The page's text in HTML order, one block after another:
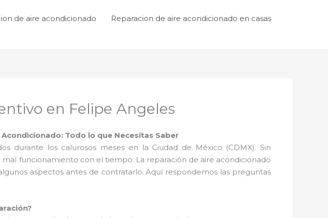
de aire acondicionado
Reparacion de aire acondicionado en casas
en Felipe Angeles
Todo lo que Necesitas Saber
durante los calurosos meses en la Ciudad de México (CDMX). Sin
funcionamiento con el tiempo. La reparación de aire acondicionado
aspectos antes de contratarlo. Aquí respondemos las preguntas